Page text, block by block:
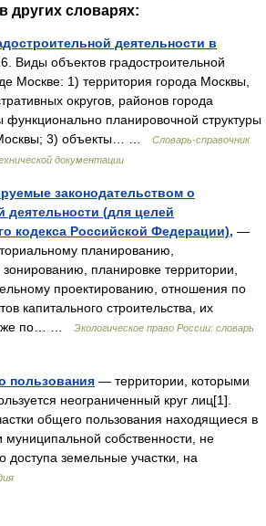
других словарях:
деятельности в
Виды объектов градостроительной
Москве: 1) территория города Москвы,
округов, районов города
планировочной структуры
3) объекты… …
Словарь-справочник
документации
законодательством о
деятельности (для целей
кодекса Российской Федерации), —
планированию,
планировке территории,
проектированию, отношения по
капитального строительства, их
по… …
Экологическое право России: словарь
пользования — территории, которыми
неограниченный круг лиц[1].
общего пользования находящиеся в
муниципальной собственности, не
доступа земельные участки, на